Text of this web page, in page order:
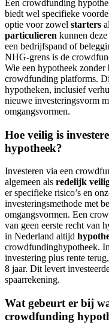
Een crowdfunding
biedt wel specifieke
optie voor zowel starters
particulieren kunnen
een bedrijfspand of
NHG-grens is de
Wie een hypotheek
crowdfunding platforms.
hypotheken, inclusief
nieuwe investeringsvorm
omgangsvormen.
Hoe veilig is
hypotheek?
Investeren via een
algemeen als redelijk
er specifieke risico’s en
investeringsmethode met
omgangsvormen. Een
van geen eerste recht van
in Nederland altijd
crowdfundinghypotheek.
investering plus rente
8 jaar. Dit levert
spaarrekening.
Wat gebeurt er bij
crowdfunding